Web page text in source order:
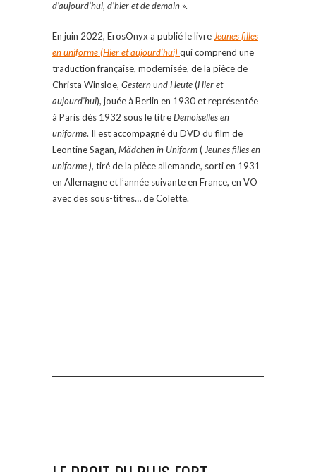
d’aujourd’hui, d’hier et de demain ».
En juin 2022, ErosOnyx a publié le livre Jeunes filles
en uniforme (Hier et aujourd’hui) qui comprend une
traduction française, modernisée, de la pièce de
Christa Winsloe, Gesternund Heute(Hier et
aujourd’hui), jouée à Berlin en 1930 et représentée
à Paris dès 1932 sous le titreDemoiselles en
uniforme. Il est accompagné du DVD du film de
Leontine Sagan, Mädchen in Uniform( Jeunes filles en
uniforme ), tiré de la pièce allemande, sorti en 1931
en Allemagne et l’année suivante en France, en VO
avec des sous-titres… de Colette.